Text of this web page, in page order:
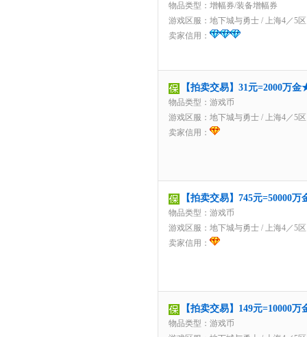
物品类型：增幅券/装备增幅券
游戏区服： 地下城与勇士 / 上海4／5区
卖家信用：
【拍卖交易】31元=2000万
物品类型：游戏币
游戏区服： 地下城与勇士 / 上海4／5区
卖家信用：
【拍卖交易】745元=50000
物品类型：游戏币
游戏区服： 地下城与勇士 / 上海4／5区
卖家信用：
【拍卖交易】149元=10000
物品类型：游戏币